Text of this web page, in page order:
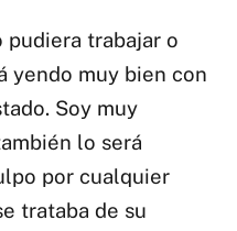
pudiera trabajar o
yendo muy bien con
Soy muy
lo será
por cualquier
trataba de su